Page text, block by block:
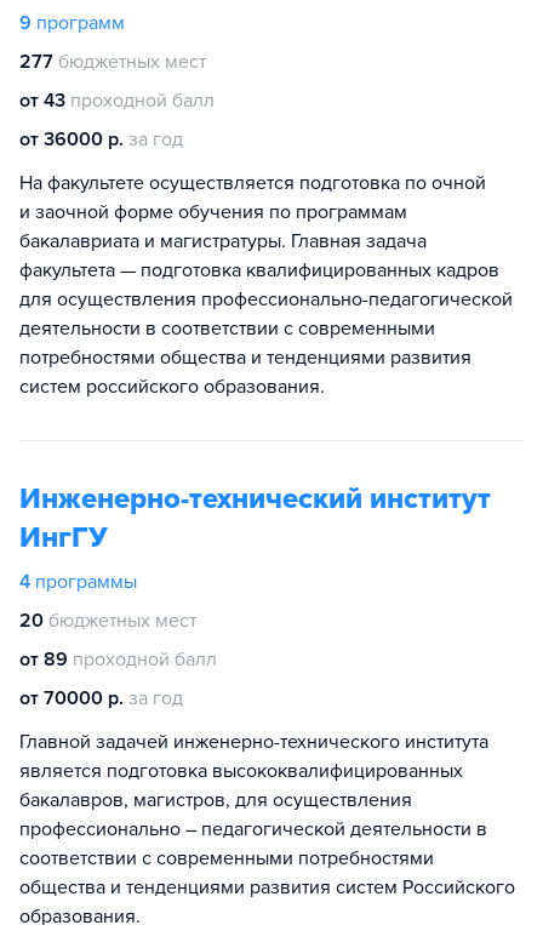
9 программ
277 бюджетных мест
от 43 проходной балл
от 36000 р. за год
На факультете осуществляется подготовка по очной
и заочной форме обучения по программам
бакалавриата и магистратуры. Главная задача
факультета — подготовка квалифицированных кадров
для осуществления профессионально-педагогической
деятельности в соответствии с современными
потребностями общества и тенденциями развития
систем российского образования.
Инженерно-технический институт
ИнгГУ
4 программы
20 бюджетных мест
от 89 проходной балл
от 70000 р. за год
Главной задачей инженерно-технического института
является подготовка высококвалифицированных
бакалавров, магистров, для осуществления
профессионально – педагогической деятельности в
соответствии с современными потребностями
общества и тенденциями развития систем Российского
образования.